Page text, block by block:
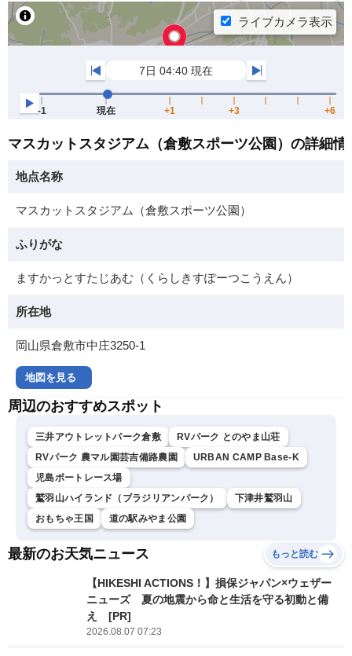
マスカットスタジアム（倉敷スポーツ公園）の詳細情
地点名称
マスカットスタジアム（倉敷スポーツ公園）
ふりがな
ますかっとすたじあむ（くらしきすぽーつこうえん）
所在地
岡山県倉敷市中庄3250-1
地図を見る
周辺のおすすめスポット
三井アウトレットパーク倉敷
RVパーク とのやま山荘
RVパーク 農マル園芸吉備路農園
URBAN CAMP Base-K
児島ボートレース場
鷲羽山ハイランド（ブラジリアンパーク）
下津井鷲羽山
おもちゃ王国
道の駅みやま公園
最新のお天気ニュース もっと読む
【HIKESHI ACTIONS！】損保ジャパン×ウェザー
ニューズ 夏の地震から命と生活を守る初動と備
え [PR]
2026.08.07 07:23